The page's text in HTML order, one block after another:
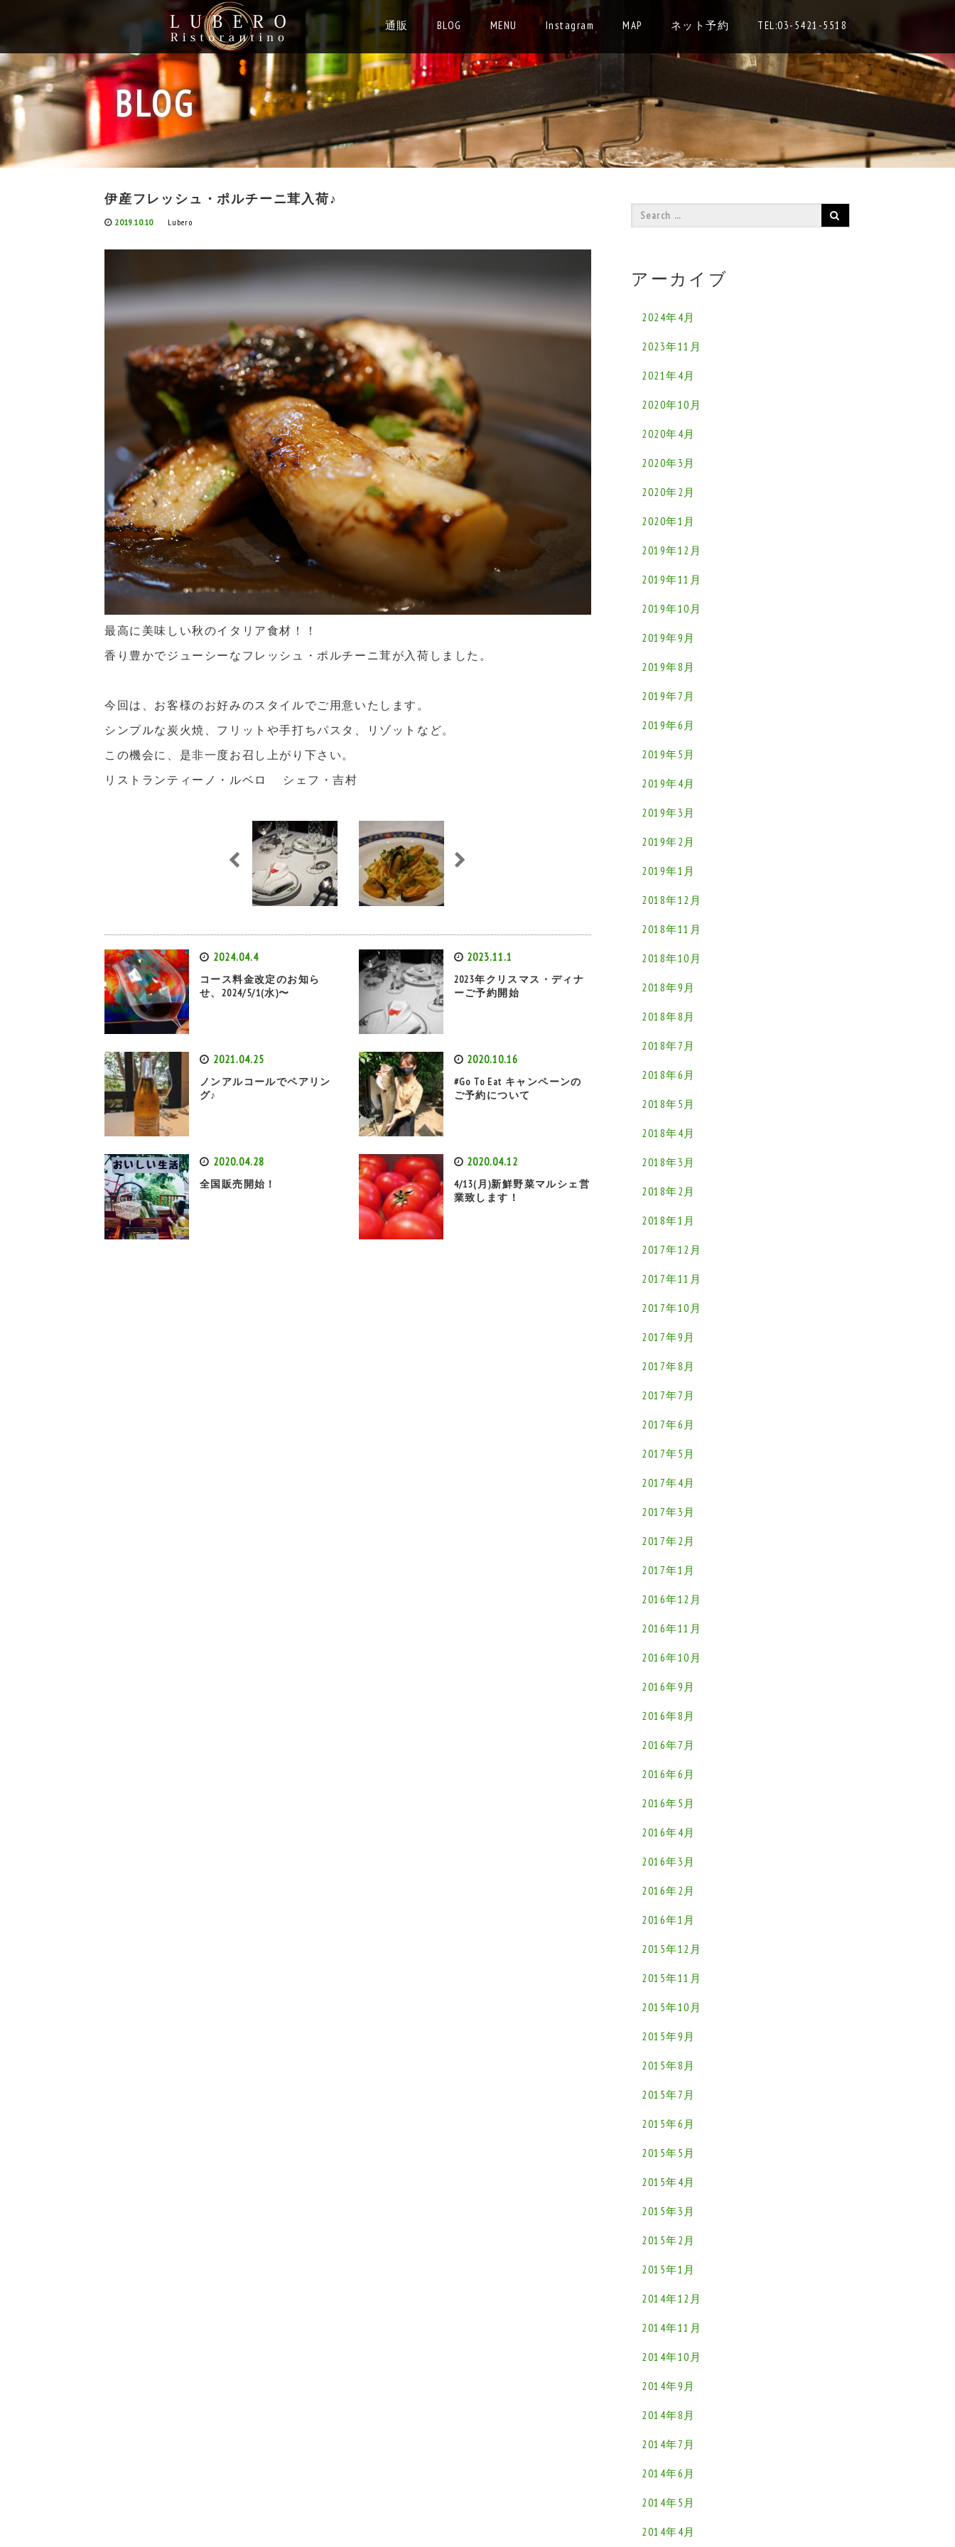
通販 BLOG MENU Instagram MAP ネット予約 TEL:03-5421-5518
BLOG
伊産フレッシュ・ポルチーニ茸入荷♪
2019.10.10 Lubero
最高に美味しい秋のイタリア食材！！
香り豊かでジューシーなフレッシュ・ポルチーニ茸が入荷しました。
今回は、お客様のお好みのスタイルでご用意いたします。
シンプルな炭火焼、フリットや手打ちパスタ、リゾットなど。
この機会に、是非一度お召し上がり下さい。
リストランティーノ・ルベロ シェフ・吉村
2024.04.4
コース料金改定のお知ら
せ、2024/5/1(水)〜
2023.11.1
2023年クリスマス・ディナ
ーご予約開始
2021.04.25
ノンアルコールでペアリン
グ♪
2020.10.16
#Go To Eat キャンペーンの
ご予約について
2020.04.28
全国販売開始！
2020.04.12
4/13(月)新鮮野菜マルシェ営
業致します！
アーカイブ
2024年4月
2023年11月
2021年4月
2020年10月
2020年4月
2020年3月
2020年2月
2020年1月
2019年12月
2019年11月
2019年10月
2019年9月
2019年8月
2019年7月
2019年6月
2019年5月
2019年4月
2019年3月
2019年2月
2019年1月
2018年12月
2018年11月
2018年10月
2018年9月
2018年8月
2018年7月
2018年6月
2018年5月
2018年4月
2018年3月
2018年2月
2018年1月
2017年12月
2017年11月
2017年10月
2017年9月
2017年8月
2017年7月
2017年6月
2017年5月
2017年4月
2017年3月
2017年2月
2017年1月
2016年12月
2016年11月
2016年10月
2016年9月
2016年8月
2016年7月
2016年6月
2016年5月
2016年4月
2016年3月
2016年2月
2016年1月
2015年12月
2015年11月
2015年10月
2015年9月
2015年8月
2015年7月
2015年6月
2015年5月
2015年4月
2015年3月
2015年2月
2015年1月
2014年12月
2014年11月
2014年10月
2014年9月
2014年8月
2014年7月
2014年6月
2014年5月
2014年4月